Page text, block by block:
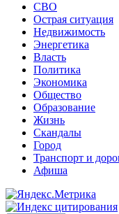
СВО
Острая ситуация
Недвижимость
Энергетика
Власть
Политика
Экономика
Общество
Образование
Жизнь
Скандалы
Город
Транспорт и
Афиша